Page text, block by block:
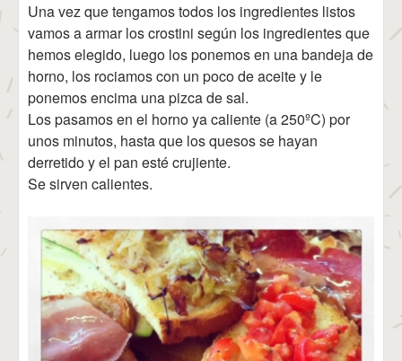
Una vez que tengamos todos los ingredientes listos
vamos a armar los crostini según los ingredientes que
hemos elegido, luego los ponemos en una bandeja de
horno, los rociamos con un poco de aceite y le
ponemos encima una pizca de sal.
Los pasamos en el horno ya caliente (a 250ºC) por
unos minutos, hasta que los quesos se hayan
derretido y el pan esté crujiente.
Se sirven calientes.